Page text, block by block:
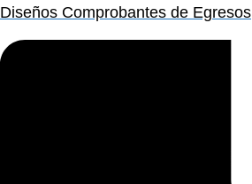
Diseños Comprobantes de Egresos